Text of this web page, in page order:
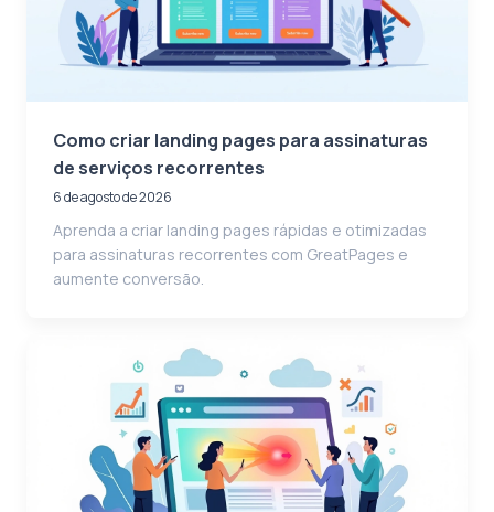
Como criar landing pages para assinaturas
de serviços recorrentes
6 de agosto de 2026
Aprenda a criar landing pages rápidas e otimizadas
para assinaturas recorrentes com GreatPages e
aumente conversão.